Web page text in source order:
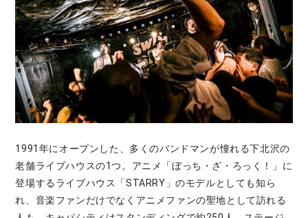
1991年にオープンした、多くのバンドマンが憧れる下北沢の
老舗ライブハウスの1つ。アニメ「ぼっち・ざ・ろっく！」に
登場するライブハウス「STARRY」のモデルとしても知ら
れ、音楽ファンだけでなくアニメファンの聖地として訪れる